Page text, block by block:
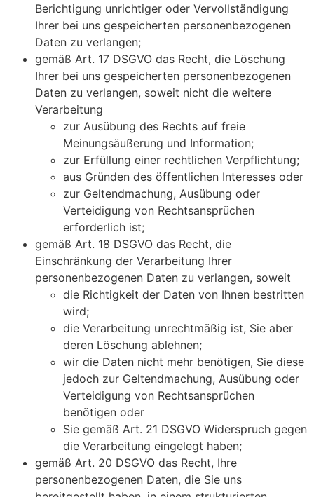
Berichtigung unrichtiger oder Vervollständigung
Ihrer bei uns gespeicherten personenbezogenen
Daten zu verlangen;
gemäß Art. 17 DSGVO das Recht, die Löschung
Ihrer bei uns gespeicherten personenbezogenen
Daten zu verlangen, soweit nicht die weitere
Verarbeitung
zur Ausübung des Rechts auf freie
Meinungsäußerung und Information;
zur Erfüllung einer rechtlichen Verpflichtung;
aus Gründen des öffentlichen Interesses oder
zur Geltendmachung, Ausübung oder
Verteidigung von Rechtsansprüchen
erforderlich ist;
gemäß Art. 18 DSGVO das Recht, die
Einschränkung der Verarbeitung Ihrer
personenbezogenen Daten zu verlangen, soweit
die Richtigkeit der Daten von Ihnen bestritten
wird;
die Verarbeitung unrechtmäßig ist, Sie aber
deren Löschung ablehnen;
wir die Daten nicht mehr benötigen, Sie diese
jedoch zur Geltendmachung, Ausübung oder
Verteidigung von Rechtsansprüchen
benötigen oder
Sie gemäß Art. 21 DSGVO Widerspruch gegen
die Verarbeitung eingelegt haben;
gemäß Art. 20 DSGVO das Recht, Ihre
personenbezogenen Daten, die Sie uns